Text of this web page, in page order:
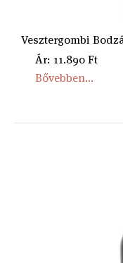
Vesztergombi
Ár: 11.890 Ft
Bővebben...